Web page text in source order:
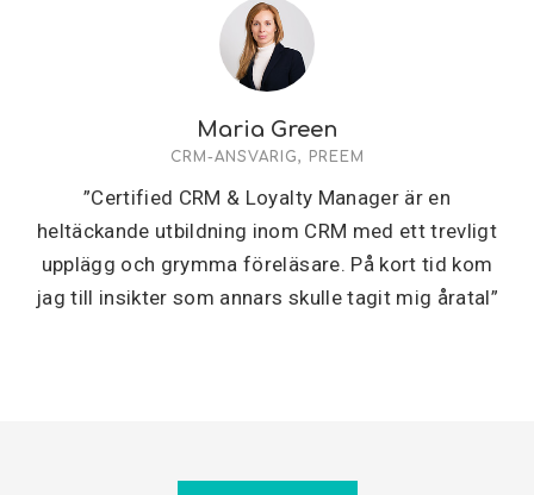
Maria Green
CRM-ANSVARIG, PREEM
”Certified CRM & Loyalty Manager är en
heltäckande utbildning inom CRM med ett trevligt
upplägg och grymma föreläsare. På kort tid kom
jag till insikter som annars skulle tagit mig åratal”